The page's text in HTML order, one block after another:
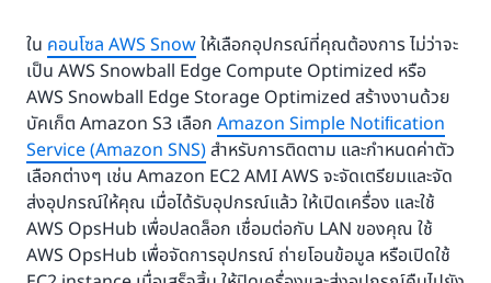
ใน คอนโซล AWS Snowให้เลือกอุปกรณ์ที่คุณต้องการ ไม่ว่าจะ
เป็น AWS Snowball Edge Compute Optimized หรือ
AWS Snowball Edge Storage Optimized สร้างงานด้วย
บัคเก็ต Amazon S3 เลือก Amazon Simple Notiﬁcation
Service (Amazon SNS)สำหรับการติดตาม และกำหนดค่าตัว
เลือกต่างๆ เช่น Amazon EC2 AMI AWS จะจัดเตรียมและจัด
ส่งอุปกรณ์ให้คุณ เมื่อได้รับอุปกรณ์แล้ว ให้เปิดเครื่อง และใช้
AWS OpsHub เพื่อปลดล็อก เชื่อมต่อกับ LAN ของคุณ ใช้
AWS OpsHub เพื่อจัดการอุปกรณ์ ถ่ายโอนข้อมูล หรือเปิดใช้